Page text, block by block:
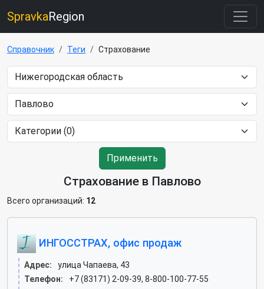
SpravkaRegion
Справочник Теги Страхование
Применить
Страхование в Павлово
Всего организаций: 12
ИНГОССТРАХ, офис продаж
Адрес:
улица Чапаева, 43
Телефон:
+7 (83171) 2-09-39, 8-800-100-77-55